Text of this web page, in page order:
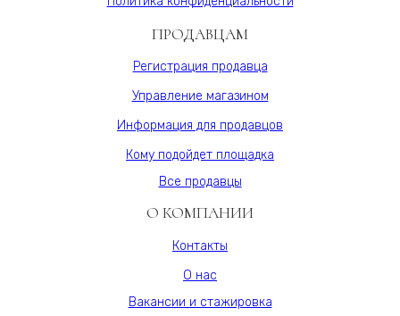
ПРОДАВЦАМ
Регистрация продавца
Управление магазином
Информация для продавцов
Кому подойдет площадка
Все продавцы
О КОМПАНИИ
Контакты
О нас
Вакансии и стажировка